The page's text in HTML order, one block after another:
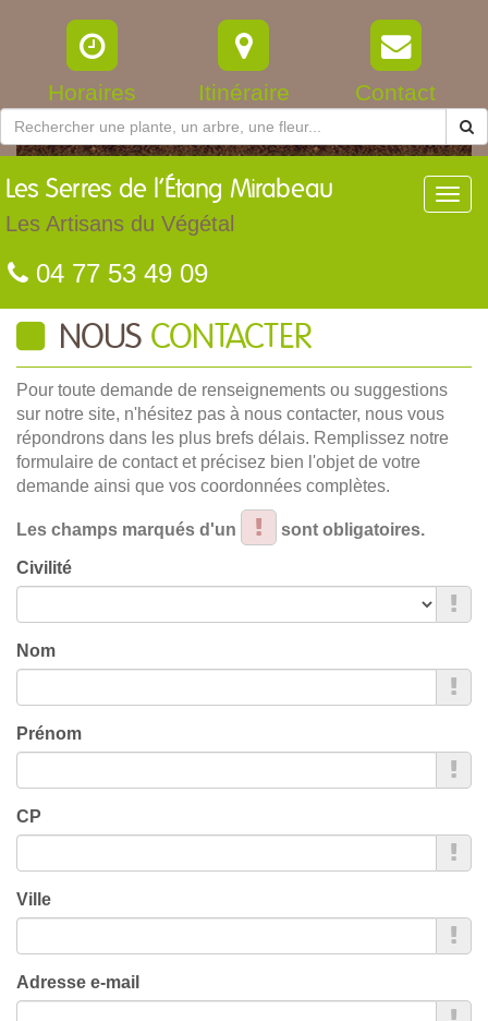
Horaires Itinéraire Contact
Les Serres de l’Étang Mirabeau
Les Artisans du Végétal
04 77 53 49 09
NOUS CONTACTER
Pour toute demande de renseignements ou suggestions
sur notre site, n'hésitez pas à nous contacter, nous vous
répondrons dans les plus brefs délais. Remplissez notre
formulaire de contact et précisez bien l'objet de votre
demande ainsi que vos coordonnées complètes.
Les champs marqués d'un sont obligatoires.
Civilité
Nom
Prénom
CP
Ville
Adresse e-mail